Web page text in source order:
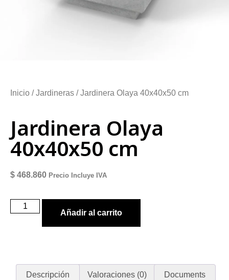
Inicio /Jardineras / Jardinera Olaya 40x40x50 cm
Jardinera Olaya
40x40x50 cm
$ 468.860 Precio Incluye IVA
Añadir al carrito
Descripción Valoraciones (0) Documents